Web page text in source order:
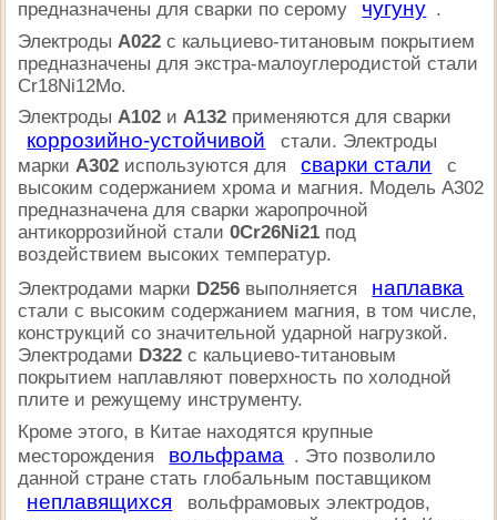
предназначены для сварки по серому
чугуну .
Электроды А022 с кальциево-титановым покрытием
предназначены для экстра-малоуглеродистой стали
Cr18Ni12Mo.
Электроды А102 и А132 применяются для сварки
коррозийно-устойчивой
стали. Электроды
марки А302 используются для сварки стали
с
высоким содержанием хрома и магния. Модель А302
предназначена для сварки жаропрочной
антикоррозийной стали 0Cr26Ni21 под
воздействием высоких температур.
Электродами марки D256 выполняется наплавка
стали с высоким содержанием магния, в том числе,
конструкций со значительной ударной нагрузкой.
Электродами D322 с кальциево-титановым
покрытием наплавляют поверхность по холодной
плите и режущему инструменту.
Кроме этого, в Китае находятся крупные
месторождения
вольфрама . Это позволило
данной стране стать глобальным поставщиком
неплавящихся
вольфрамовых электродов,